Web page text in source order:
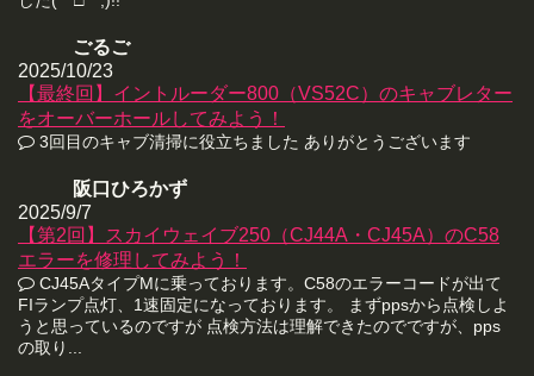
ごるご
2025/10/23
【最終回】イントルーダー800（VS52C）のキャブレター
をオーバーホールしてみよう！
3回目のキャブ清掃に役立ちました ありがとうございます
阪口ひろかず
2025/9/7
【第2回】スカイウェイブ250（CJ44A・CJ45A）のC58
エラーを修理してみよう！
CJ45AタイプMに乗っております。C58のエラーコードが出て
FIランプ点灯、1速固定になっております。 まずppsから点検しよ
うと思っているのですが 点検方法は理解できたのでですが、pps
の取り...